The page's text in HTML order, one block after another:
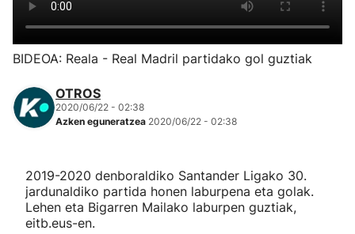
Herri-kirolak
Eskubaloia
Kirolak 360
Mendi-lasterketak
BIDEOA: Reala - Real Madril partidako gol guztiak
OTROS
2020/06/22 - 02:38
Azken eguneratzea 2020/06/22 - 02:38
2019-2020 denboraldiko Santander Ligako 30.
jardunaldiko partida honen laburpena eta golak.
Lehen eta Bigarren Mailako laburpen guztiak,
eitb.eus-en.